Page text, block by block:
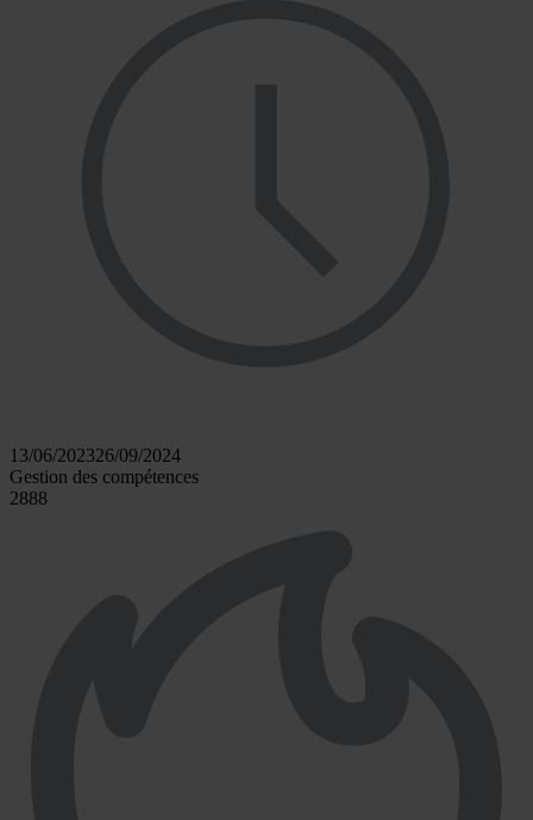
13/06/202326/09/2024
Gestion des compétences
2888